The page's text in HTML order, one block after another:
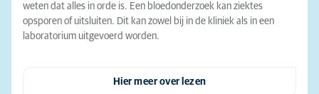
weten dat alles in orde is. Een bloedonderzoek kan ziektes
opsporen of uitsluiten. Dit kan zowel bij in de kliniek als in een
laboratorium uitgevoerd worden.
Hier meer over lezen